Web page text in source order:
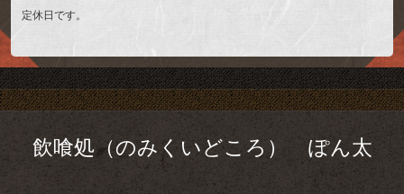
定休日です。
飲喰処（のみくいどころ） ぽん太